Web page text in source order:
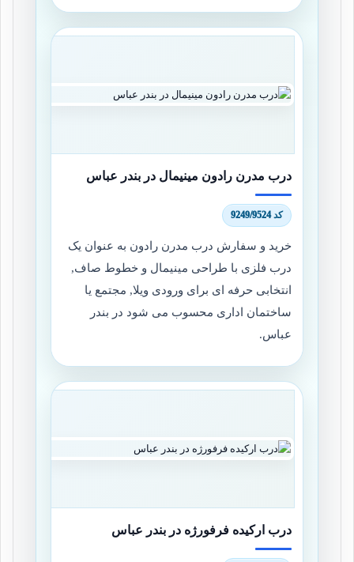
درب مدرن رادون مینیمال در بندر عباس
کد 9249/9524
خرید و سفارش درب مدرن رادون به عنوان یک
درب فلزی با طراحی مینیمال و خطوط صاف,
انتخابی حرفه ای برای ورودی ویلا, مجتمع یا
ساختمان اداری محسوب می شود در بندر
عباس.
درب ارکیده فرفورژه در بندر عباس